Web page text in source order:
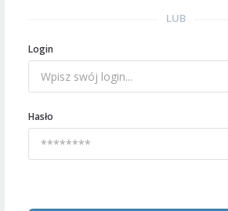
LUB
Login
Hasło